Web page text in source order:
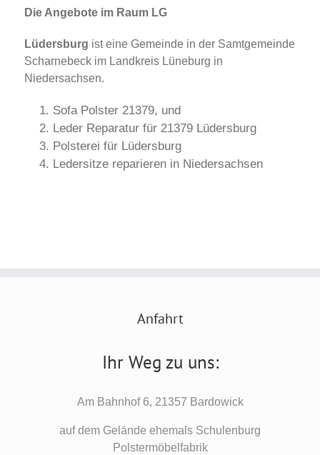
Die Angebote im Raum LG
Lüdersburg ist eine Gemeinde in der Samtgemeinde
Scharnebeck im Landkreis Lüneburg in
Niedersachsen.
Sofa Polster 21379, und
Leder Reparatur für 21379 Lüdersburg
Polsterei für Lüdersburg
Ledersitze reparieren in Niedersachsen
Anfahrt
Ihr Weg zu uns:
Am Bahnhof 6, 21357 Bardowick
auf dem Gelände ehemals Schulenburg
Polstermöbelfabrik